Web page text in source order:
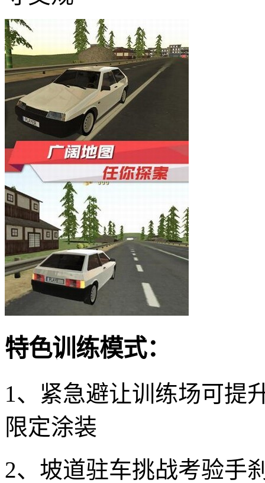
特色训练模式：
1、紧急避让训练场可提
限定涂装
2、坡道驻车挑战考验手